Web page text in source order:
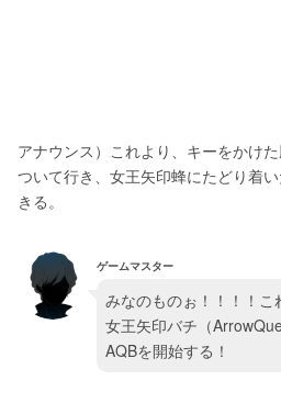
アナウンス）これより、キーをかけ
ついて行き、女王矢印蜂にたどり着
きる。
ゲームマスター
みなのものぉ！！！！こ
女王矢印バチ（
AQBを開始する！